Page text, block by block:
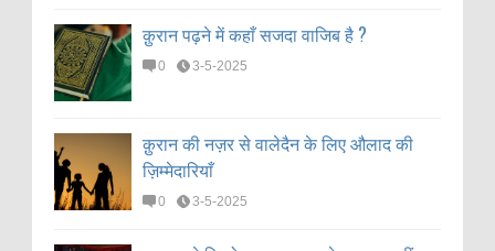
क़ुरान पढ़ने में कहाँ सजदा वाजिब है ?
0 3-5-2025
क़ुरान की नज़र से वालेदैन के लिए औलाद की
ज़िम्मेदारियाँ
0 3-5-2025